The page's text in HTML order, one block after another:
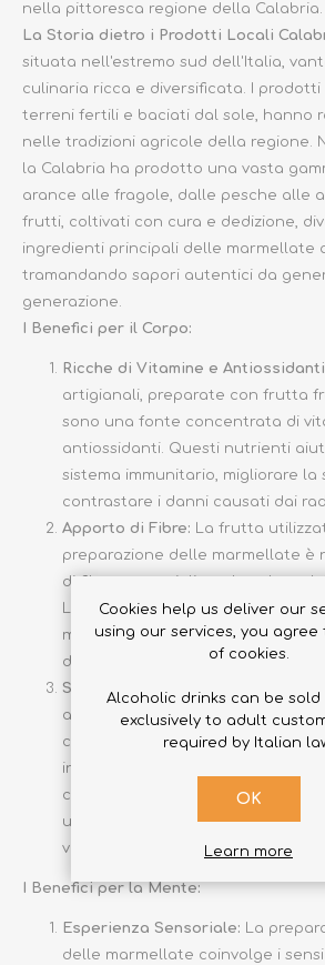
nella pittoresca regione della Calabria.
La Storia dietro i Prodotti Locali
situata nell'estremo sud dell'Italia,
culinaria ricca e diversificata. I
terreni fertili e baciati dal sole, hanno
nelle tradizioni agricole della regione.
la Calabria ha prodotto una vasta
arance alle fragole, dalle pesche alle
frutti, coltivati con cura e dedizione,
ingredienti principali delle marmellate
tramandando sapori autentici da
generazione.
I Benefici per il Corpo:
Ricche di Vitamine e
artigianali, preparate con frutta
sono una fonte concentrata di
antiossidanti. Questi nutrienti
sistema immunitario, migliorare
contrastare i danni causati dai
Apporto di Fibre: La frutta
preparazione delle marmellate è
di fibre, essenziali per la salute
Le fibre contribuiscono a
mantenere un peso corporeo
di malattie cardiovascolari.
Sostituto Salutare per lo Zucchero:
artigianali preparate in modo
contengono meno zucchero
industriali. L'uso moderato di
con il sapore naturalmente
un'alternativa più salutare per
voglia di dolce.
I Benefici per la Mente:
Esperienza Sensoriale: La
delle marmellate coinvolge i
Cookies help us deliver our
using our services, you agree
of cookies.
Alcoholic drinks can be sold
exclusively to adult
required by Italian
OK
Learn more